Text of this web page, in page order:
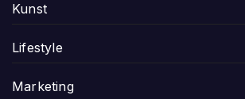
Kunst
Lifestyle
Marketing